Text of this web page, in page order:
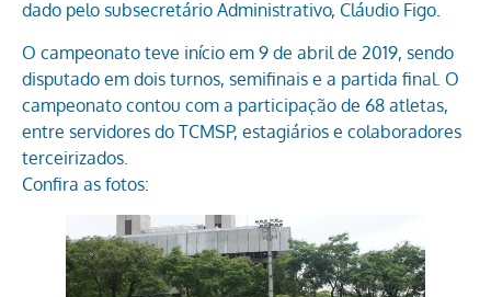
dado pelo subsecretário Administrativo, Cláudio Figo.
O campeonato teve início em 9 de abril de 2019, sendo
disputado em dois turnos, semifinais e a partida final. O
campeonato contou com a participação de 68 atletas,
entre servidores do TCMSP, estagiários e colaboradores
terceirizados.
Confira as fotos: